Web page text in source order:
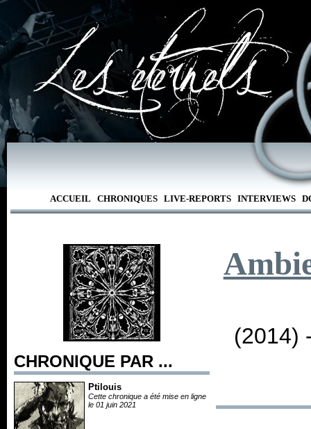
ACCUEIL CHRONIQUES LIVE-REPORTS INTERVIEWS
CHRONIQUE PAR ...
Ptilouis
Cette chronique a été mise en ligne
le 01 juin 2021
(2014)